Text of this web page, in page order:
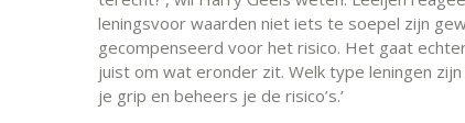
leningsvoor waarden niet iets te soepel zijn
gecompenseerd voor het risico. Het gaat
juist om wat eronder zit. Welk type leningen
je grip en beheers je de risico’s.’